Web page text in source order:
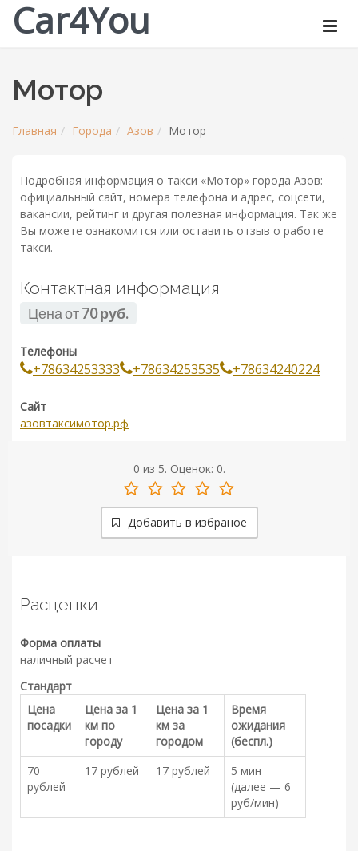
Car4You
Мотор
Главная Города Азов Мотор
Подробная информация о такси «Мотор» города Азов:
официальный сайт, номера телефона и адрес, соцсети,
вакансии, рейтинг и другая полезная информация. Так же
Вы можете ознакомится или оставить отзыв о работе
такси.
Контактная информация
Цена от70 руб.
Телефоны
+78634253333 +78634253535 +78634240224
Сайт
азовтаксимотор.рф
0 из 5. Оценок: 0.
Добавить в избраное
Расценки
Форма оплаты
наличный расчет
Стандарт
Цена
посадки
Цена за 1
км по
городу
Цена за 1
км за
городом
Время
ожидания
(беспл.)
70
рублей
17 рублей 17 рублей
5 мин
(далее — 6
руб/мин)